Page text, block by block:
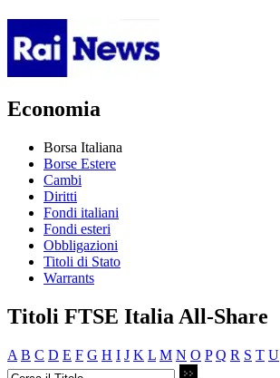
Economia
Borsa Italiana
Borse Estere
Cambi
Diritti
Fondi italiani
Fondi esteri
Obbligazioni
Titoli di Stato
Warrants
Titoli FTSE Italia All-Share
A B C D E F G H I J K L M N O P Q R S T U